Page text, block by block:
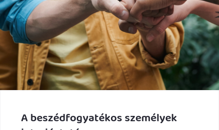
A beszédfogyatékos személyek